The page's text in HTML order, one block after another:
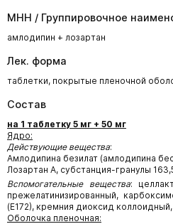
МНН / Группировочное
амлодипин + лозартан
Лек. форма
таблетки, покрытые пленочной
Состав
на 1 таблетку 5 мг + 50 мг
Ядро:
Действующие вещества:
Амлодипина безилат (амлодипина
Лозартан А, субстанция-гранулы
Вспомогательные вещества:
прежелатинизированный,
(Е172), кремния диоксид
Оболочка пленочная: